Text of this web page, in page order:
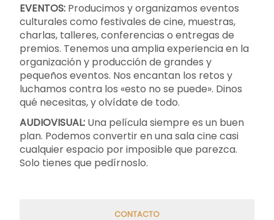
EVENTOS: Producimos y organizamos eventos
culturales como festivales de cine, muestras,
charlas, talleres, conferencias o entregas de
premios. Tenemos una amplia experiencia en la
organización y producción de grandes y
pequeños eventos. Nos encantan los retos y
luchamos contra los «esto no se puede». Dinos
qué necesitas, y olvídate de todo.
AUDIOVISUAL: Una película siempre es un buen
plan. Podemos convertir en una sala cine casi
cualquier espacio por imposible que parezca.
Solo tienes que pedírnoslo.
CONTACTO